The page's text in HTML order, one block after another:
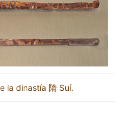
la dinastía 隋 Suí.